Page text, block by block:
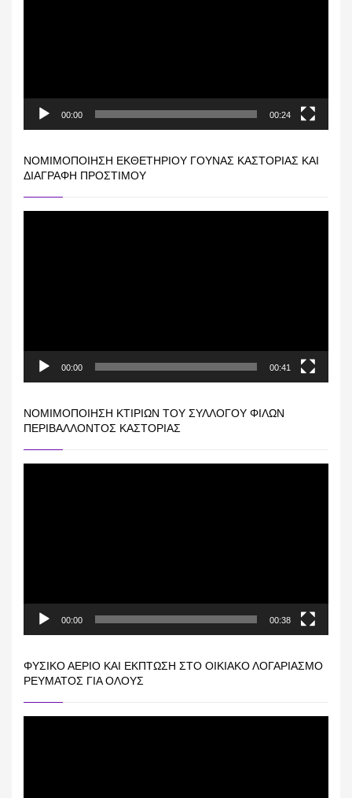
00:00 00:24
ΝΟΜΙΜΟΠΟΊΗΣΗ ΕΚΘΕΤΗΡΊΟΥ ΓΟΎΝΑΣ ΚΑΣΤΟΡΙΆΣ ΚΑΙ
ΔΙΑΓΡΑΦΉ ΠΡΟΣΤΊΜΟΥ
00:00 00:41
ΝΟΜΙΜΟΠΟΊΗΣΗ ΚΤΙΡΊΩΝ ΤΟΥ ΣΥΛΛΌΓΟΥ ΦΊΛΩΝ
ΠΕΡΙΒΆΛΛΟΝΤΟΣ ΚΑΣΤΟΡΙΆΣ
00:00 00:38
ΦΥΣΙΚΌ ΑΈΡΙΟ ΚΑΙ ΕΚΠΤΩΣΗ ΣΤΟ ΟΙΚΙΑΚΌ ΛΟΓΑΡΙΑΣΜΌ
ΡΕΎΜΑΤΟΣ ΓΙΑ ΟΛΟΥΣ